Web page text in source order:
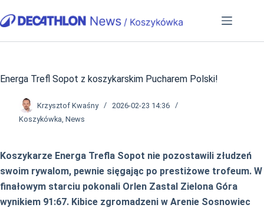
do
Energa Trefl Sopot z koszykarskim Pucharem Polski!
Krzysztof Kwaśny
2026-02-23 14:36
Koszykówka, News
Koszykarze Energa Trefla Sopot nie pozostawili złudzeń
swoim rywalom, pewnie sięgając po prestiżowe trofeum. W
finałowym starciu pokonali Orlen Zastal Zielona Góra
wynikiem 91:67. Kibice zgromadzeni w Arenie Sosnowiec